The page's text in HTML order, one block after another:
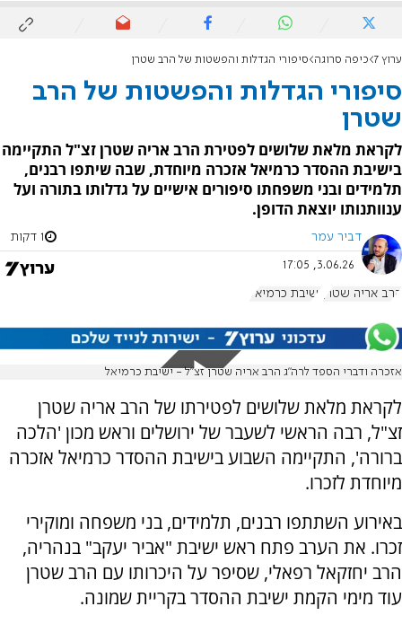
ערוץ 7 כיפה סרוגה סיפורי הגדלות והפשטות של הרב שטרן
סיפורי הגדלות והפשטות של הרב
שטרן
לקראת מלאת שלושים לפטירת הרב אריה שטרן זצ"ל התקיימה
בישיבת ההסדר כרמיאל אזכרה מיוחדת, שבה שיתפו רבנים,
תלמידים ובני משפחתו סיפורים אישיים על גדלותו בתורה ועל
ענוותנותו יוצאת הדופן.
דביר עמר 1 דקות
3.06.26, 17:05
הרב אריה שטרן ישיבת כרמיאל
אזכרה ודברי הספד לרה"ג הרב אריה שטרן זצ"ל - ישיבת כרמיאל
לקראת מלאת שלושים לפטירתו של הרב אריה שטרן
זצ"ל, רבה הראשי לשעבר של ירושלים וראש מכון 'הלכה
ברורה', התקיימה השבוע בישיבת ההסדר כרמיאל אזכרה
מיוחדת לזכרו.
באירוע השתתפו רבנים, תלמידים, בני משפחה ומוקירי
זכרו. את הערב פתח ראש ישיבת "אביר יעקב" בנהריה,
הרב יחזקאל רפאלי, שסיפר על היכרותו עם הרב שטרן
עוד מימי הקמת ישיבת ההסדר בקריית שמונה.